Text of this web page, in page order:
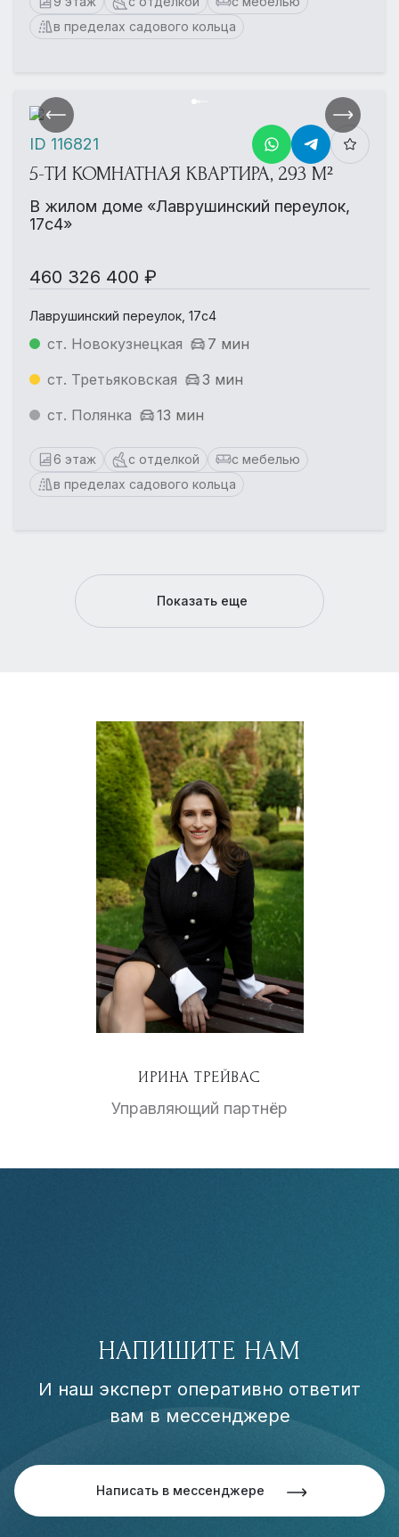
в пределах садового кольца
5-ТИ КОМНАТНАЯ КВАРТИРА, 293 М²
В жилом доме «Лаврушинский переулок,
17с4»
460 326 400 ₽
Лаврушинский переулок, 17с4
ст. Новокузнецкая
7 мин
ст. Третьяковская
3 мин
ст. Полянка
13 мин
6 этаж с отделкой
с мебелью
в пределах садового кольца
ID 116821
Показать еще
ИРИНА ТРЕЙВАС
Управляющий партнёр
НАПИШИТЕ НАМ
И наш эксперт оперативно ответит
вам в мессенджере
Написать в мессенджере